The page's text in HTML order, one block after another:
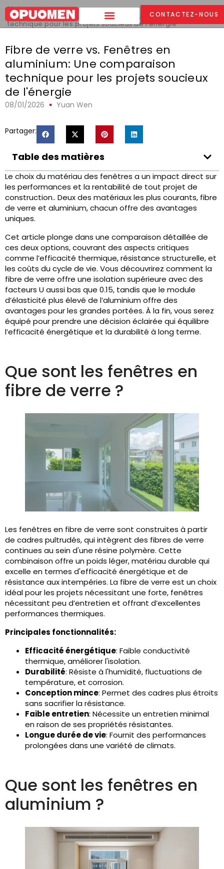
CONTACTEZ-NOUS
Maison >
Fibre de verre vs. Fenêtres en aluminium: Une comparaison
technique pour les projets soucieux de l'énergie
Fibre de verre vs. Fenêtres en
aluminium: Une comparaison
technique pour les projets soucieux
de l'énergie
08/01/2026 Yuan Wen
Partager:
Table des matières
Le choix du matériau des fenêtres a un impact direct sur
les performances et la rentabilité de tout projet de
construction.. Deux des matériaux les plus courants, fibre
de verre et aluminium, chacun offre des avantages
uniques.
Cet article plonge dans une comparaison détaillée de
ces deux options, couvrant des aspects critiques
comme l’efficacité thermique, résistance structurelle, et
les coûts du cycle de vie. Vous découvrirez comment la
fibre de verre offre une isolation supérieure avec des
facteurs U aussi bas que 0.15, tandis que le module
d’élasticité plus élevé de l’aluminium offre des
avantages pour les grandes portées. À la fin, vous serez
équipé pour prendre une décision éclairée qui équilibre
l’efficacité énergétique et la durabilité à long terme.
Que sont les fenêtres en
fibre de verre ?
Les fenêtres en fibre de verre sont construites à partir
de cadres pultrudés, qui intègrent des fibres de verre
continues au sein d'une résine polymère. Cette
combinaison offre un poids léger, matériau durable qui
excelle en termes d'efficacité énergétique et de
résistance aux intempéries. La fibre de verre est un choix
idéal pour les projets nécessitant une forte, fenêtres
nécessitant peu d’entretien et offrant d’excellentes
performances thermiques.
Principales fonctionnalités:
Efficacité énergétique: Faible conductivité
thermique, améliorer l'isolation.
Durabilité: Résiste à l'humidité, fluctuations de
température, et corrosion.
Conception mince: Permet des cadres plus étroits
sans sacrifier la résistance.
Faible entretien: Nécessite un entretien minimal
en raison de ses propriétés résistantes.
Longue durée de vie: Fournit des performances
prolongées dans une variété de climats.
Que sont les fenêtres en
aluminium ?